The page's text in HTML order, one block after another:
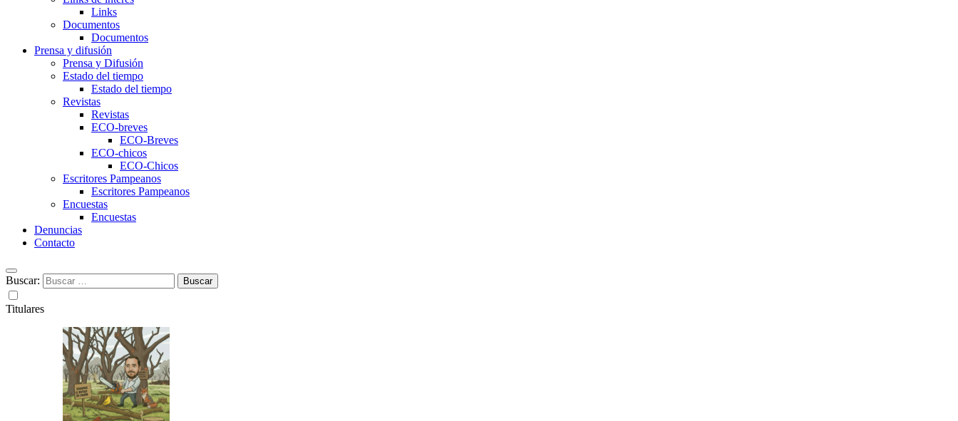
Links
Documentos
Documentos
Prensa y difusión
Prensa y Difusión
Estado del tiempo
Estado del tiempo
Revistas
Revistas
ECO-breves
ECO-Breves
ECO-chicos
ECO-Chicos
Escritores Pampeanos
Escritores Pampeanos
Encuestas
Encuestas
Denuncias
Contacto
Buscar:
Titulares